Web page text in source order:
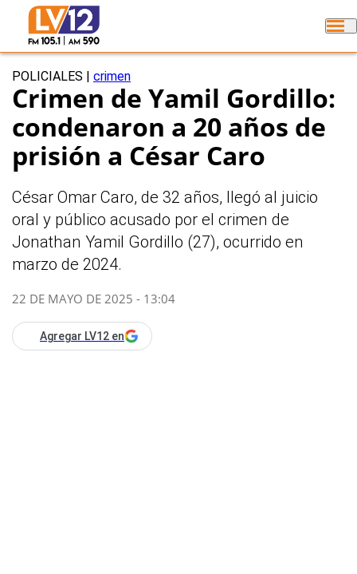
POLICIALES crimen
Crimen de Yamil Gordillo:
condenaron a 20 años de
prisión a César Caro
César Omar Caro, de 32 años, llegó al juicio
oral y público acusado por el crimen de
Jonathan Yamil Gordillo (27), ocurrido en
marzo de 2024.
22 DE MAYO DE 2025 - 13:04
Agregar LV12 en